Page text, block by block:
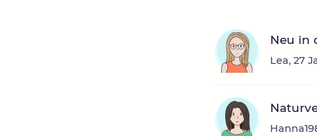
Neu in
Lea, 27